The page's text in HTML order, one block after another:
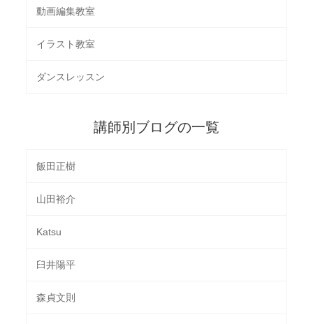
動画編集教室
イラスト教室
ダンスレッスン
講師別ブログの一覧
飯田正樹
山田裕介
Katsu
臼井陽平
森貞文則